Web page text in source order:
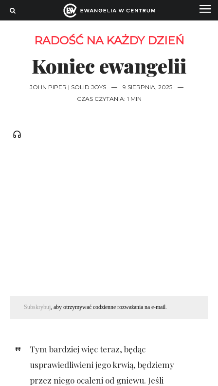
RADOŚĆ NA KAŻDY DZIEŃ
Koniec ewangelii
JOHN PIPER | SOLID JOYS — 9 SIERPNIA, 2025
—
CZAS CZYTANIA: 1 MIN
Subskrybuj , aby otrzymywać codzienne rozważania na e-mail.
Tym bardziej więc teraz, będąc
usprawiedliwieni jego krwią, będziemy
przez niego ocaleni od gniewu. Jeśli